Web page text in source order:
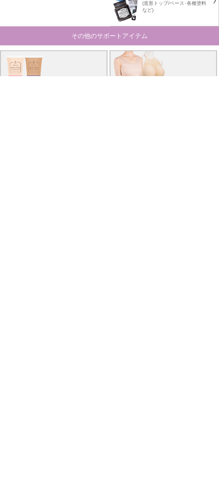
(造形トップ/ベース･各種塗料
など)
その他のサポートアイテム